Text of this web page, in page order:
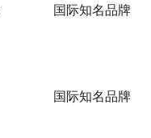
国际知名品牌
国际知名品牌